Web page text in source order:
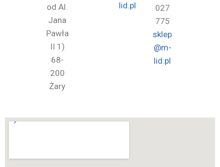
od Al.
Jana
Pawła
II 1)
68-
200
Żary
lid.pl
027
775
sklep
@m-
lid.pl